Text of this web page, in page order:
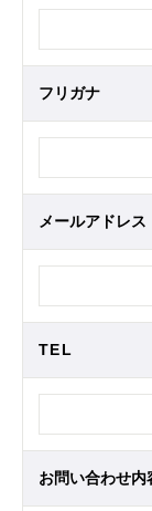
フリガナ
メールアドレス
TEL
お問い合わせ内